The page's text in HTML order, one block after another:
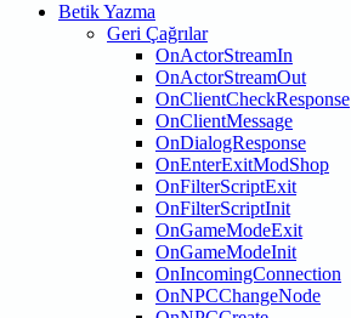
Betik Yazma
Geri Çağrılar
OnActorStreamIn
OnActorStreamOut
OnClientCheckResponse
OnClientMessage
OnDialogResponse
OnEnterExitModShop
OnFilterScriptExit
OnFilterScriptInit
OnGameModeExit
OnGameModeInit
OnIncomingConnection
OnNPCChangeNode